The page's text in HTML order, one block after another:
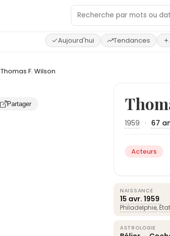
Aujourd'hui Tendances
Thomas F. Wilson
Partager
1959 · 67
Acteurs
NAISSANCE
15 avr. 1959
Philadelphie,
ASTROLOGIE